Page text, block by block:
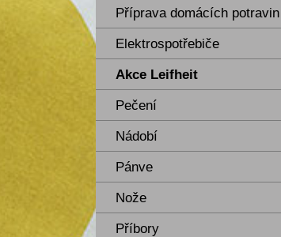
Příprava domácích potravin
Elektrospotřebiče
Akce Leifheit
Pečení
Nádobí
Pánve
Nože
Příbory